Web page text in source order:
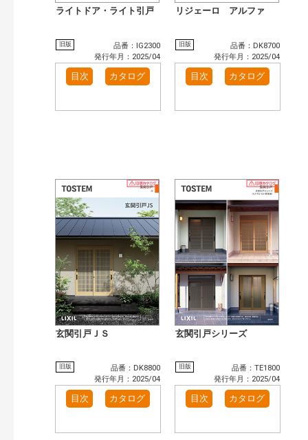
ライトドア・ライト引戸
旧版
品番：IG2300
発行年月：2025/04
目次 カタログ
リジェーロ アルファ
旧版
品番：DK8700
発行年月：2025/04
目次 カタログ
玄関引戸ＪＳ
旧版
品番：DK8800
発行年月：2025/04
目次 カタログ
玄関引戸シリーズ
旧版
品番：TE1800
発行年月：2025/04
目次 カタログ